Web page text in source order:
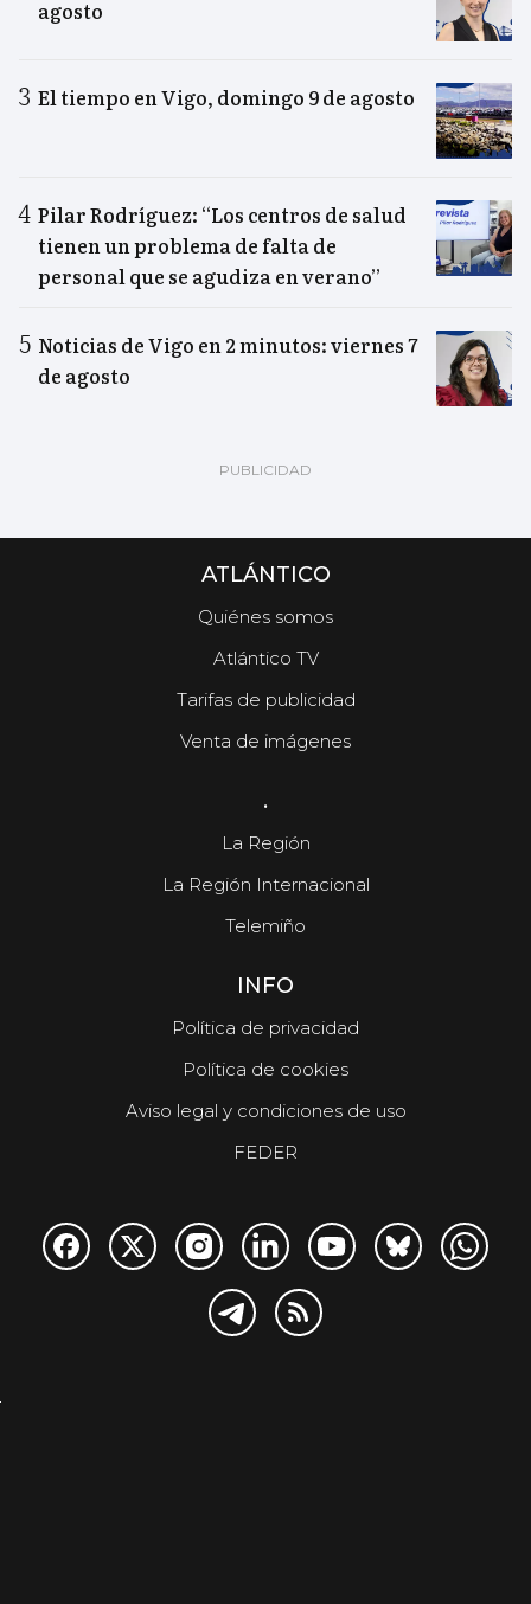
agosto
El tiempo en Vigo, domingo 9 de agosto
Pilar Rodríguez: “Los centros de salud
tienen un problema de falta de
personal que se agudiza en verano”
Noticias de Vigo en 2 minutos: viernes 7
de agosto
ATLÁNTICO
Quiénes somos
Atlántico TV
Tarifas de publicidad
Venta de imágenes
.
La Región
La Región Internacional
Telemiño
INFO
Política de privacidad
Política de cookies
Aviso legal y condiciones de uso
FEDER